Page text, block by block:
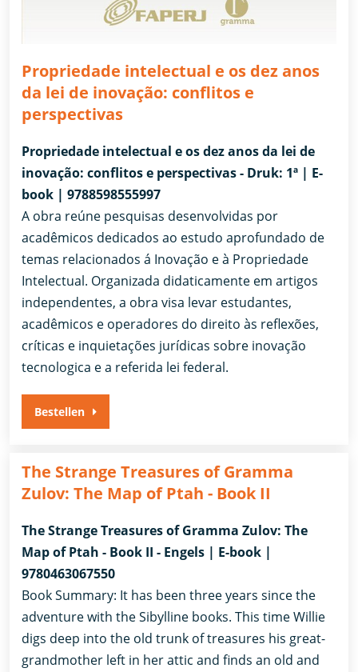
Propriedade intelectual e os dez anos
da lei de inovação: conflitos e
perspectivas
Propriedade intelectual e os dez anos da lei de
inovação: conflitos e perspectivas - Druk: 1ª | E-
book | 9788598555997
A obra reúne pesquisas desenvolvidas por
acadêmicos dedicados ao estudo aprofundado de
temas relacionados á Inovação e à Propriedade
Intelectual. Organizada didaticamente em artigos
independentes, a obra visa levar estudantes,
acadêmicos e operadores do direito às reflexões,
críticas e inquietações jurídicas sobre inovação
tecnologica e a referida lei federal.
Bestellen
The Strange Treasures of Gramma
Zulov: The Map of Ptah - Book II
The Strange Treasures of Gramma Zulov: The
Map of Ptah - Book II - Engels | E-book |
9780463067550
Book Summary: It has been three years since the
adventure with the Sibylline books. This time Willie
digs deep into the old trunk of treasures his great-
grandmother left in her attic and finds an old and